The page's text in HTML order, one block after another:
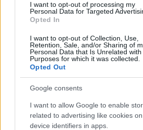
I want to opt-out of processing my
Personal Data for Targeted
Opted In
I want to opt-out of Collection, Use,
Retention, Sale, and/or Sharing of
Personal Data that Is Unrelated
Purposes for which it was collected.
Opted Out
Google consents
I want to allow Google to enable
related to advertising like cookies
device identifiers in apps.
politikusa veheti át. Az már korábban
Karácsony Gergely országgyűlési
TOVÁBB OLVASOM
Választások ellenzék,mandátum,Márki-
Az ellenzéki pártok nem
Bernadett kapja Márki-Zay